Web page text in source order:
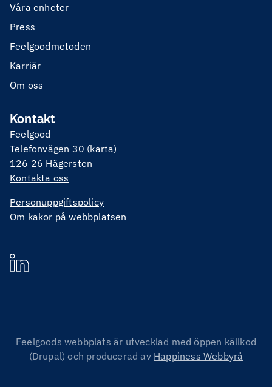
Våra enheter
Press
Feelgoodmetoden
Karriär
Om oss
Kontakt
Feelgood
Telefonvägen 30 (karta)
126 26 Hägersten
Kontakta oss
Personuppgiftspolicy
Om kakor på webbplatsen
Feelgoods webbplats är utvecklad med öppen källkod
(Drupal) och producerad av Happiness Webbyrå